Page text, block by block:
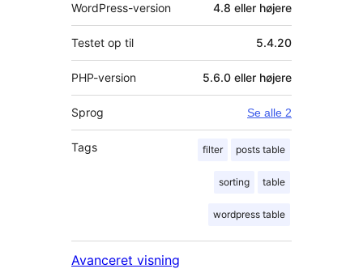
WordPress-version 4.8 eller højere
Testet op til 5.4.20
PHP-version 5.6.0 eller højere
Sprog Se alle 2
Tags filter posts table
sorting table
wordpress table
Avanceret visning